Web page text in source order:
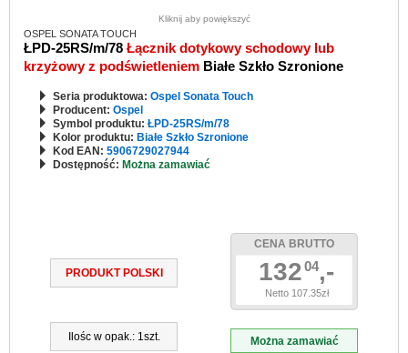
Kliknij aby powiększyć
OSPEL SONATA TOUCH
ŁPD-25RS/m/78 Łącznik dotykowy schodowy lub
krzyżowy z podświetleniem Białe Szkło Szronione
Seria produktowa: Ospel Sonata Touch
Producent: Ospel
Symbol produktu: ŁPD-25RS/m/78
Kolor produktu: Białe Szkło Szronione
Kod EAN: 5906729027944
Dostępność: Można zamawiać
PRODUKT POLSKI
Ilośc w opak.: 1szt.
CENA BRUTTO
13204,-
Netto 107.35zł
Można zamawiać